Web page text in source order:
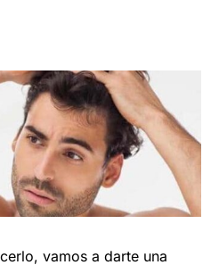
vamos a darte una